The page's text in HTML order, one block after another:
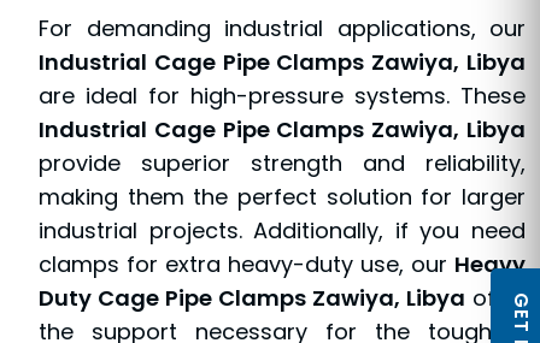
For demanding industrial applications, our
Industrial Cage Pipe Clamps Zawiya, Libya
are ideal for high-pressure systems. These
Industrial Cage Pipe Clamps Zawiya, Libya
provide superior strength and reliability,
making them the perfect solution for larger
industrial projects. Additionally, if you need
clamps for extra heavy-duty use, our Heavy
Duty Cage Pipe Clamps Zawiya, Libya offer
the support necessary for the toughest